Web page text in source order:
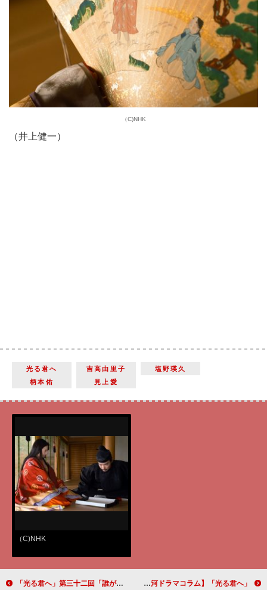
（C)NHK
（井上健一）
光る君へ 吉高由里子
塩野瑛久
柄本佑
見上愛
（C)NHK
「光る君へ」第三十二回「誰がために書く」大きなチャンスをもたらした自分を貫くまひろの生きざま【大河ドラマコラム】 「光る君へ」第三十四回「目覚め」一条天皇との関係に悩む中宮・彰子に訪れた変化の兆し【大河ドラマコラム】